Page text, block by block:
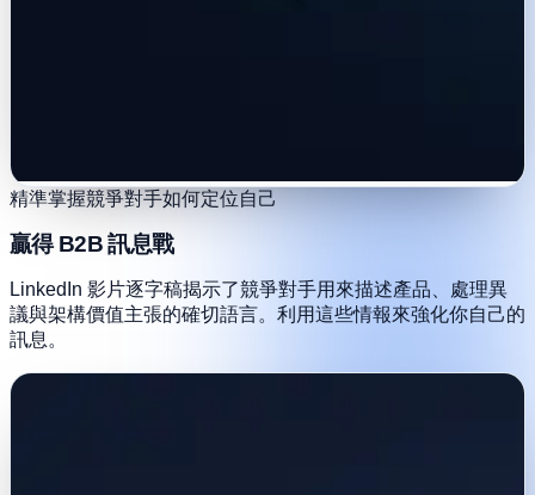
精準掌握競爭對手如何定位自己
贏得 B2B 訊息戰
LinkedIn 影片逐字稿揭示了競爭對手用來描述產品、處理異
議與架構價值主張的確切語言。利用這些情報來強化你自己的
訊息。